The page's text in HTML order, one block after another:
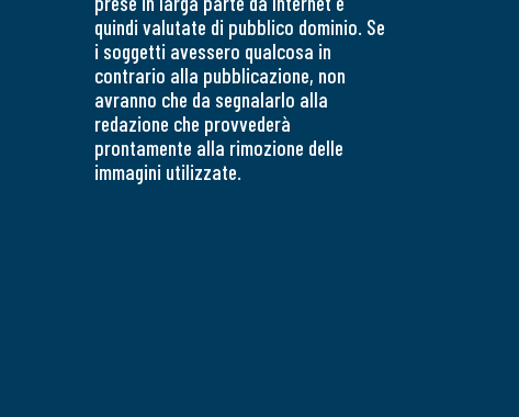
quindi valutate di pubblico dominio. Se
i soggetti avessero qualcosa in
contrario alla pubblicazione, non
avranno che da segnalarlo alla
redazione che provvederà
prontamente alla rimozione delle
immagini utilizzate.